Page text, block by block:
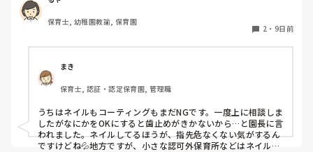
爪が弱いからコーティングしていないと割れちゃう、とか
色々理由がありつつ地味目のネイルを暗黙の了解でしている
最近はプールがあったりと素足になることが多いのですが、
足は煌びやかなネイルになっています。笑
そもそもどうしてネイルがNGだったんだっけ？とだんだん
わからなくなって来ました笑
他の園ではどのような感じなのか教えていただけたら嬉しい
です。
保育士, 幼稚園教諭, 保育園
2 ・ 9日前
まき
保育士, 認証・認定保育園, 管理職
うちはネイルもコーティングもまだNGです。一度上に相談しま
したがなにかをOKにすると歯止めがきかないから…と園長に言
われました。ネイルしてるほうが、指先危なくない気がするん
ですけどね💦地方ですが、小さな認可外保育所などはネイル